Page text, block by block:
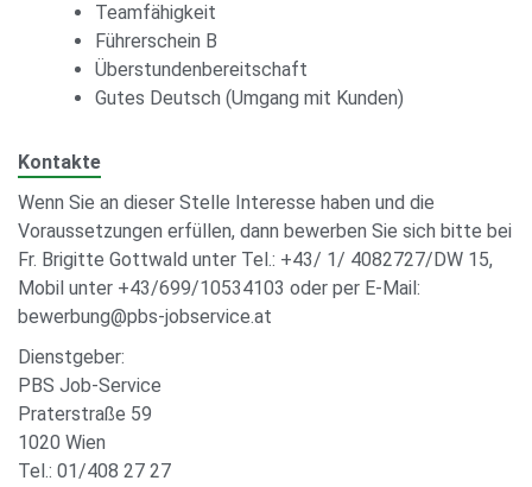
Teamfähigkeit
Führerschein B
Überstundenbereitschaft
Gutes Deutsch (Umgang mit Kunden)
Kontakte
Wenn Sie an dieser Stelle Interesse haben und die
Voraussetzungen erfüllen, dann bewerben Sie sich bitte bei
Fr. Brigitte Gottwald unter Tel.: +43/ 1/ 4082727/DW 15,
Mobil unter +43/699/10534103 oder per E-Mail:
bewerbung@pbs-jobservice.at
Dienstgeber:
PBS Job-Service
Praterstraße 59
1020 Wien
Tel.: 01/408 27 27